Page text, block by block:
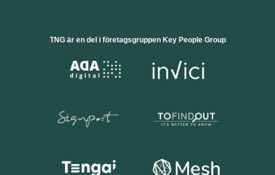
TNG är en del i företagsgruppen Key People Group